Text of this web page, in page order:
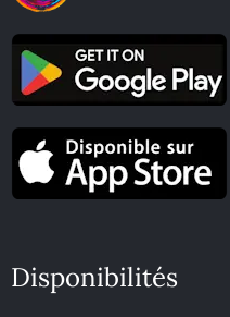
Disponibilités